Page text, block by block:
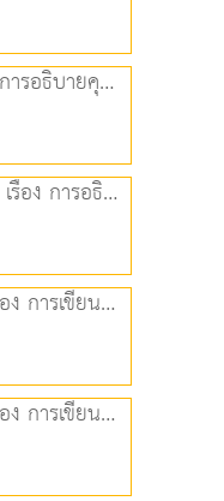
สื่อประกอบการสอน เรื่อง การอธิบายคุณค่าของเรื่อง (3.26 MB)
ใบความรู้ประกอบการสอน เรื่อง การอธิบายคุณค่าของเรื่อง (86.52 KB)
ใบงานประกอบการสอน เรื่อง การเขียนเรื่องจากจินตนาการ (1) (75.20 KB)
ใบงานประกอบการสอน เรื่อง การเขียนเรื่องจากจินตนาการ (2) (66.21 KB)